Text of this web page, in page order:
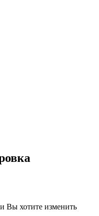
Вы хотите изменить